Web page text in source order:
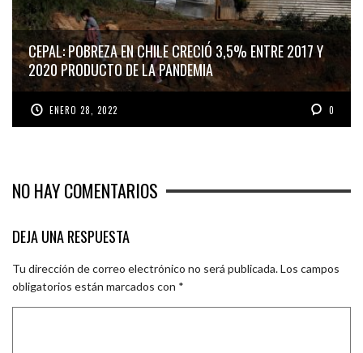
CEPAL: POBREZA EN CHILE CRECIÓ 3,5% ENTRE 2017 Y
2020 PRODUCTO DE LA PANDEMIA
ENERO 28, 2022 0
NO HAY COMENTARIOS
DEJA UNA RESPUESTA
Tu dirección de correo electrónico no será publicada.Los campos
obligatorios están marcados con *